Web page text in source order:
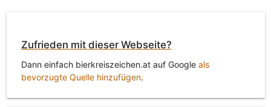
Zufrieden mit dieser Webseite?
Dann einfach bierkreiszeichen.at auf Google als
bevorzugte Quelle hinzufügen.